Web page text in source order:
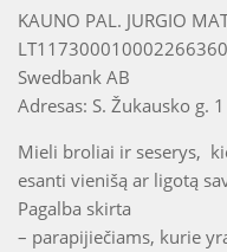
KAUNO PAL. JURGIO
LT117300010002266360
Swedbank AB
Adresas: S. Žukausko g.
Mieli broliai ir seserys,
esanti vienišą ar ligotą
Pagalba skirta
– parapijiečiams, kurie